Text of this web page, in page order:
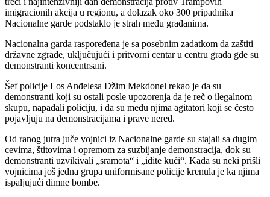
imigracionih akcija u regionu, a dolazak oko 300 pripadnika
Nacionalne garde podstaklo je strah među građanima.
Nacionalna garda raspoređena je sa posebnim zadatkom da zaštiti
državne zgrade, uključujući i pritvorni centar u centru grada gde su
demonstranti koncentrsani.
Šef policije Los Anđelesa Džim Mekdonel rekao je da su
demonstranti koji su ostali posle upozorenja da je reč o ilegalnom
skupu, napadali policiju, i da su među njima agitatori koji se često
pojavljuju na demonstracijama i prave nered.
Od ranog jutra juče vojnici iz Nacionalne garde su stajali sa dugim
cevima, štitovima i opremom za suzbijanje demonstracija, dok su
demonstranti uzvikivali „sramota“ i „idite kući“. Kada su neki prišli
vojnicima još jedna grupa uniformisane policije krenula je ka njima
ispaljujući dimne bombe.